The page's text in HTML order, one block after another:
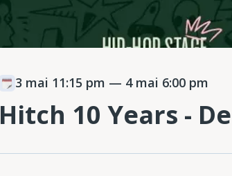
3 mai 11:15 pm — 4 mai 6:00 pm
Hitch 10 Years -